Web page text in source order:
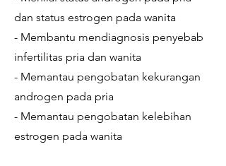
dan status estrogen pada wanita
- Membantu mendiagnosis penyebab
infertilitas pria dan wanita
- Memantau pengobatan kekurangan
androgen pada pria
- Memantau pengobatan kelebihan
estrogen pada wanita